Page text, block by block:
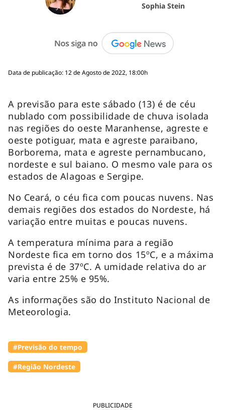
PUBLICIDADE
Sophia Stein
Data de publicação: 12 de Agosto de 2022, 18:00h
A previsão para este sábado (13) é de céu
nublado com possibilidade de chuva isolada
nas regiões do oeste Maranhense, agreste e
oeste potiguar, mata e agreste paraibano,
Borborema, mata e agreste pernambucano,
nordeste e sul baiano. O mesmo vale para os
estados de Alagoas e Sergipe.
No Ceará, o céu fica com poucas nuvens. Nas
demais regiões dos estados do Nordeste, há
variação entre muitas e poucas nuvens.
A temperatura mínima para a região
Nordeste fica em torno dos 15ºC, e a máxima
prevista é de 37ºC. A umidade relativa do ar
varia entre 25% e 95%.
As informações são do Instituto Nacional de
Meteorologia.
#Previsão do tempo
#Região Nordeste